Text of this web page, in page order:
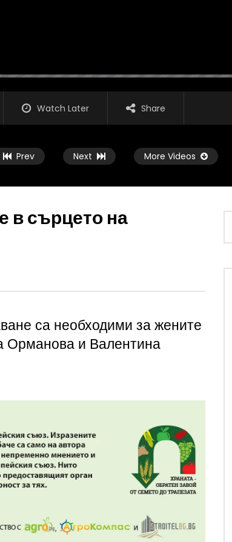
Watch Later Share
Prev Next More Videos
Недостиг
БИОЗЕМЕДЕЛИЕ: Какво е
в сърцето на
са необходими за жените
Орманова и Валентина